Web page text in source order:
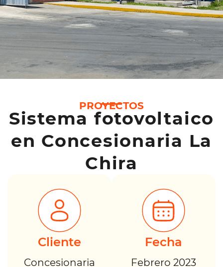
PROYECTOS
Sistema fotovoltaico
en Concesionaria La
Chira
Cliente
Concesionaria
Fecha
Febrero 2023